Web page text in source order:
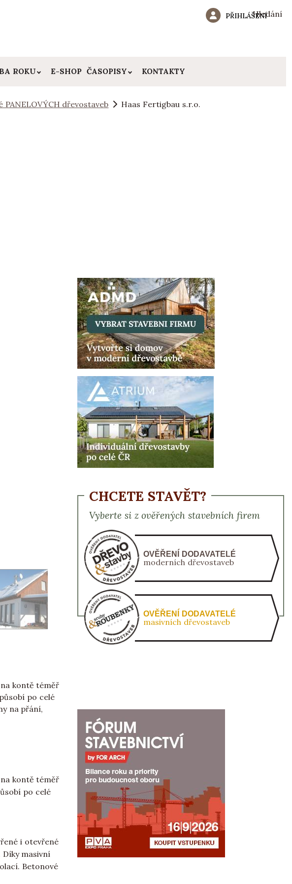
Hledání
PŘIHLÁŠENÍ
ROKU E-SHOP ČASOPISY KONTAKTY
PANELOVÝCH dřevostaveb Haas Fertigbau s.r.o.
kontě téměř
po celé
na přání,
kontě téměř
po celé
i otevřené
masivní
Betonové
CHCETE STAVĚT?
Vyberte si z ověřených stavebních firem
OVĚŘENÍ DODAVATELÉ
moderních dřevostaveb
OVĚŘENÍ DODAVATELÉ
masivních dřevostaveb